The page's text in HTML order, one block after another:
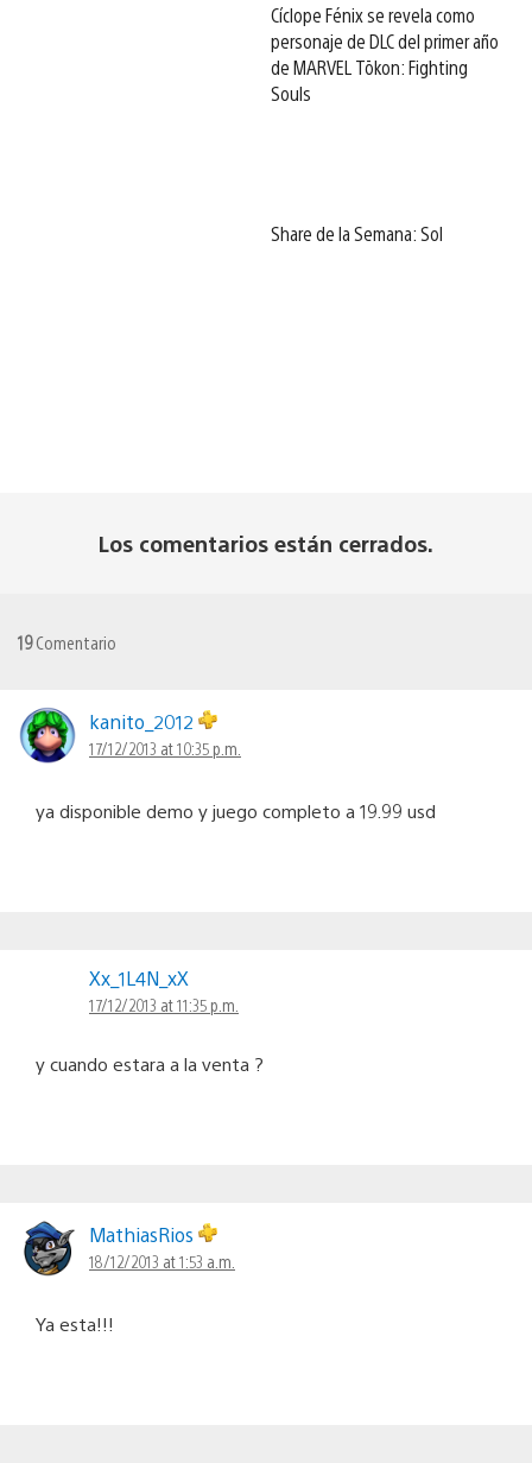
Cíclope Fénix se revela como
personaje de DLC del primer año
de MARVEL Tōkon: Fighting
Souls
Share de la Semana: Sol
Los comentarios están cerrados.
19Comentario
kanito_2012
17/12/2013 at 10:35 p.m.
ya disponible demo y juego completo a 19.99 usd
Xx_1L4N_xX
17/12/2013 at 11:35 p.m.
y cuando estara a la venta ?
MathiasRios
18/12/2013 at 1:53 a.m.
Ya esta!!!